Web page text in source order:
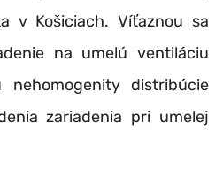
v Košiciach. Víťaznou sa
na umelú ventiláciu
distribúcie
zariadenia pri umelej